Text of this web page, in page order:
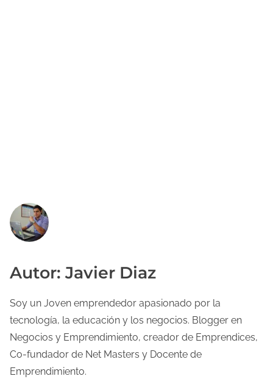
Autor: Javier Diaz
Soy un Joven emprendedor apasionado por la
tecnología, la educación y los negocios. Blogger en
Negocios y Emprendimiento, creador de Emprendices,
Co-fundador de Net Masters y Docente de
Emprendimiento.